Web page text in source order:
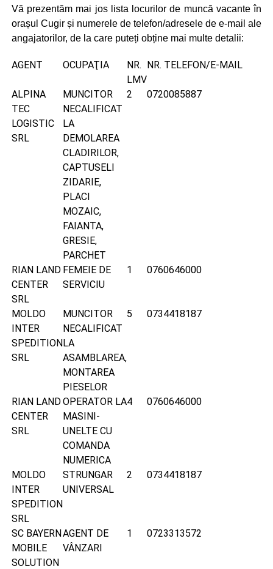
Vă prezentăm mai jos lista locurilor de muncă vacante în
orașul Cugir și numerele de telefon/adresele de e-mail ale
angajatorilor, de la care puteți obține mai multe detalii:
AGENT OCUPAŢIA
NR.
LMV
NR. TELEFON/E-MAIL
ALPINA
TEC
LOGISTIC
SRL
MUNCITOR
NECALIFICAT
LA
DEMOLAREA
CLADIRILOR,
CAPTUSELI
ZIDARIE,
PLACI
MOZAIC,
FAIANTA,
GRESIE,
PARCHET
2 0720085887
RIAN LAND
CENTER
SRL
FEMEIE DE
SERVICIU
1 0760646000
MOLDO
INTER
SPEDITION
SRL
MUNCITOR
NECALIFICAT
LA
ASAMBLAREA,
MONTAREA
PIESELOR
5 0734418187
RIAN LAND
CENTER
SRL
OPERATOR LA
MASINI-
UNELTE CU
COMANDA
NUMERICA
4 0760646000
MOLDO
INTER
SPEDITION
SRL
STRUNGAR
UNIVERSAL
2 0734418187
SC BAYERN
MOBILE
SOLUTION
AGENT DE
VÂNZARI
1 0723313572